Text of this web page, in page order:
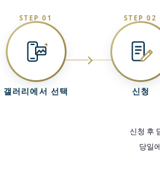
STEP 01
갤러리에서 선택
STEP 02
신청
신청 후
당일